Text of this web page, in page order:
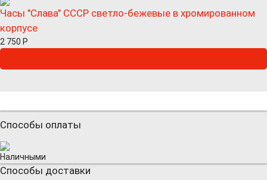
Часы "Слава" СССР светло-бежевые в хромированном
корпусе
2 750 Р
Способы оплаты
Наличными
Способы доставки